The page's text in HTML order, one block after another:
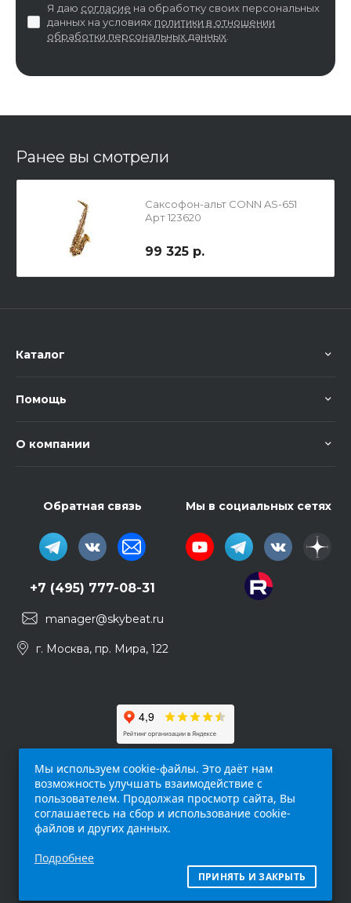
Я даю согласие на обработку своих персональных
данных на условиях политики в отношении
обработки персональных данных
Ранее вы смотрели
Саксофон-альт CONN AS-651
Арт 123620
99 325 р.
Каталог
Помощь
О компании
Обратная связь
+7 (495) 777-08-31
manager@skybeat.ru
г. Москва, пр. Мира, 122
Мы в социальных сетях
интернет-сайт (
исключительно информационный характер и
ни при каких условиях не является публичной
Мы используем cookie-файлы. Это даёт нам
возможность улучшать взаимодействие с
пользователем. Продолжая просмотр сайта, Вы
соглашаетесь на сбор и использование cookie-
файлов и других данных.
Подробнее
ПРИНЯТЬ И ЗАКРЫТЬ